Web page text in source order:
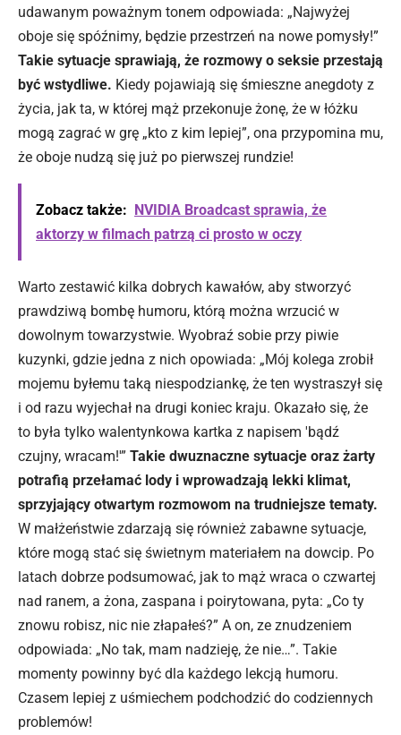
udawanym poważnym tonem odpowiada: „Najwyżej
oboje się spóźnimy, będzie przestrzeń na nowe pomysły!”
Takie sytuacje sprawiają, że rozmowy o seksie przestają
być wstydliwe. Kiedy pojawiają się śmieszne anegdoty z
życia, jak ta, w której mąż przekonuje żonę, że w łóżku
mogą zagrać w grę „kto z kim lepiej”, ona przypomina mu,
że oboje nudzą się już po pierwszej rundzie!
Zobacz także:
NVIDIA Broadcast sprawia, że
aktorzy w filmach patrzą ci prosto w oczy
Warto zestawić kilka dobrych kawałów, aby stworzyć
prawdziwą bombę humoru, którą można wrzucić w
dowolnym towarzystwie. Wyobraź sobie przy piwie
kuzynki, gdzie jedna z nich opowiada: „Mój kolega zrobił
mojemu byłemu taką niespodziankę, że ten wystraszył się
i od razu wyjechał na drugi koniec kraju. Okazało się, że
to była tylko walentynkowa kartka z napisem 'bądź
czujny, wracam!'” Takie dwuznaczne sytuacje oraz żarty
potrafią przełamać lody i wprowadzają lekki klimat,
sprzyjający otwartym rozmowom na trudniejsze tematy.
W małżeństwie zdarzają się również zabawne sytuacje,
które mogą stać się świetnym materiałem na dowcip. Po
latach dobrze podsumować, jak to mąż wraca o czwartej
nad ranem, a żona, zaspana i poirytowana, pyta: „Co ty
znowu robisz, nic nie złapałeś?” A on, ze znudzeniem
odpowiada: „No tak, mam nadzieję, że nie…”. Takie
momenty powinny być dla każdego lekcją humoru.
Czasem lepiej z uśmiechem podchodzić do codziennych
problemów!